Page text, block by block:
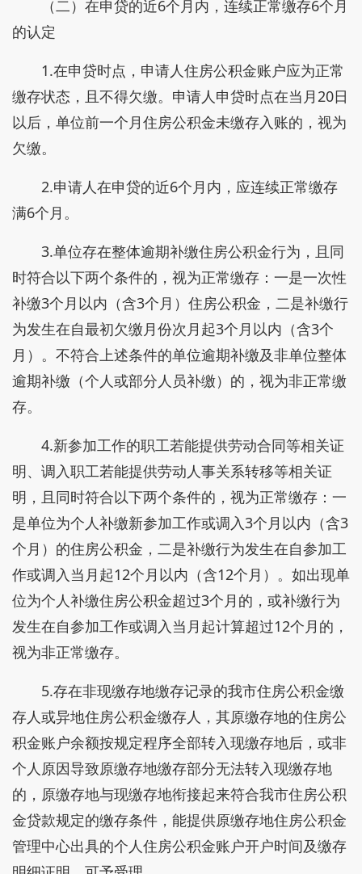
（二）在申贷的近6个月内，连续正常缴存6个月
的认定
1.在申贷时点，申请人住房公积金账户应为正常
缴存状态，且不得欠缴。申请人申贷时点在当月20日
以后，单位前一个月住房公积金未缴存入账的，视为
欠缴。
2.申请人在申贷的近6个月内，应连续正常缴存
满6个月。
3.单位存在整体逾期补缴住房公积金行为，且同
时符合以下两个条件的，视为正常缴存：一是一次性
补缴3个月以内（含3个月）住房公积金，二是补缴行
为发生在自最初欠缴月份次月起3个月以内（含3个
月）。不符合上述条件的单位逾期补缴及非单位整体
逾期补缴（个人或部分人员补缴）的，视为非正常缴
存。
4.新参加工作的职工若能提供劳动合同等相关证
明、调入职工若能提供劳动人事关系转移等相关证
明，且同时符合以下两个条件的，视为正常缴存：一
是单位为个人补缴新参加工作或调入3个月以内（含3
个月）的住房公积金，二是补缴行为发生在自参加工
作或调入当月起12个月以内（含12个月）。如出现单
位为个人补缴住房公积金超过3个月的，或补缴行为
发生在自参加工作或调入当月起计算超过12个月的，
视为非正常缴存。
5.存在非现缴存地缴存记录的我市住房公积金缴
存人或异地住房公积金缴存人，其原缴存地的住房公
积金账户余额按规定程序全部转入现缴存地后，或非
个人原因导致原缴存地缴存部分无法转入现缴存地
的，原缴存地与现缴存地衔接起来符合我市住房公积
金贷款规定的缴存条件，能提供原缴存地住房公积金
管理中心出具的个人住房公积金账户开户时间及缴存